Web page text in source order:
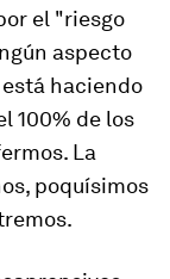
el "riesgo
aspecto
haciendo
100% de los
La
poquísimos